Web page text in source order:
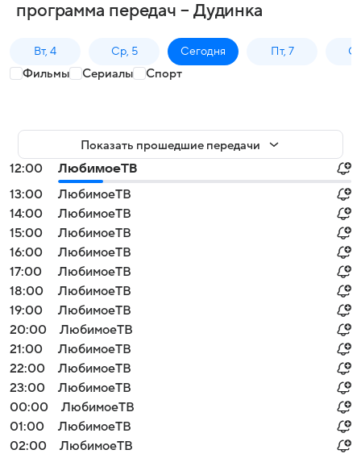
программа передач – Дудинка
Вт, 4 Ср, 5 Сегодня Пт, 7
Фильмы Сериалы Спорт
Показать прошедшие передачи
12:00
ЛюбимоеТВ
13:00
ЛюбимоеТВ
14:00
ЛюбимоеТВ
15:00
ЛюбимоеТВ
16:00
ЛюбимоеТВ
17:00
ЛюбимоеТВ
18:00
ЛюбимоеТВ
19:00
ЛюбимоеТВ
20:00
ЛюбимоеТВ
21:00
ЛюбимоеТВ
22:00
ЛюбимоеТВ
23:00
ЛюбимоеТВ
00:00
ЛюбимоеТВ
01:00
ЛюбимоеТВ
02:00
ЛюбимоеТВ